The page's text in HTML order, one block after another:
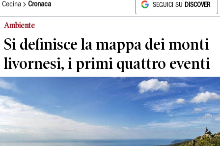
Cecina Cronaca SEGUICI SU DISCOVER
Ambiente
Si definisce la mappa dei monti
livornesi, i primi quattro eventi